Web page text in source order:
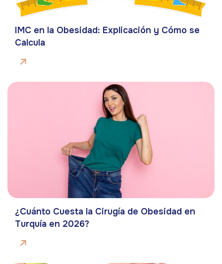
IMC en la Obesidad: Explicación y Cómo se
Calcula
¿Cuánto Cuesta la Cirugía de Obesidad en
Turquía en 2026?